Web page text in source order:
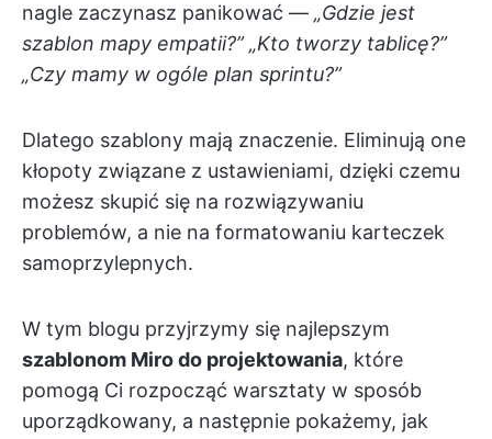
nagle zaczynasz panikować — „Gdzie jest
szablon mapy empatii?” „Kto tworzy tablicę?”
„Czy mamy w ogóle plan sprintu?”
Dlatego szablony mają znaczenie. Eliminują one
kłopoty związane z ustawieniami, dzięki czemu
możesz skupić się na rozwiązywaniu
problemów, a nie na formatowaniu karteczek
samoprzylepnych.
W tym blogu przyjrzymy się najlepszym
szablonom Miro do projektowania, które
pomogą Ci rozpocząć warsztaty w sposób
uporządkowany, a następnie pokażemy, jak